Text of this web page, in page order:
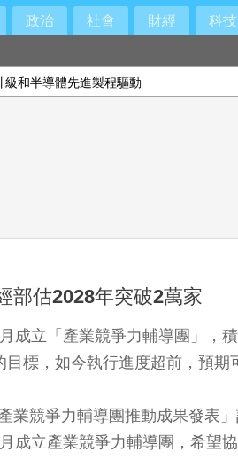
政治 社會 財經 科技
和半導體先進製程驅動
部估2028年突破2萬家
成立「產業競爭力輔導團」，
標，如今執行進度超前，預期
業競爭力輔導團推動成果發表
成立產業競爭力輔導團，希望